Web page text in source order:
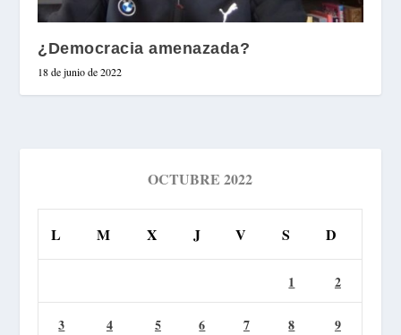
¿Democracia amenazada?
18 de junio de 2022
OCTUBRE 2022
L M X J V S D
1 2
3 4 5 6 7 8 9